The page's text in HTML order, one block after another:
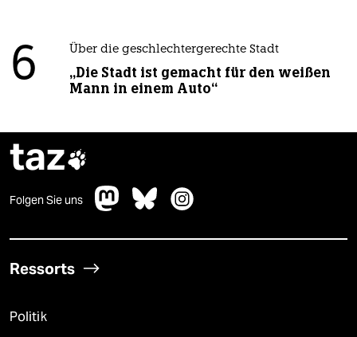
6 Über die geschlechtergerechte Stadt
„Die Stadt ist gemacht für den weißen
Mann in einem Auto“
taz
Folgen Sie uns
Ressorts
Politik